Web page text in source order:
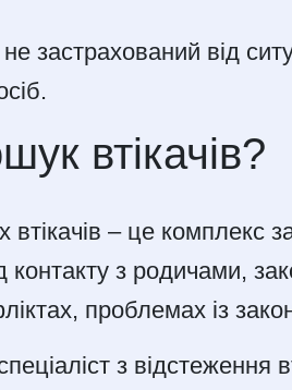
застрахований від
втікачів?
втікачів – це комплекс
контакту з родичами,
проблемах із
з відстеження